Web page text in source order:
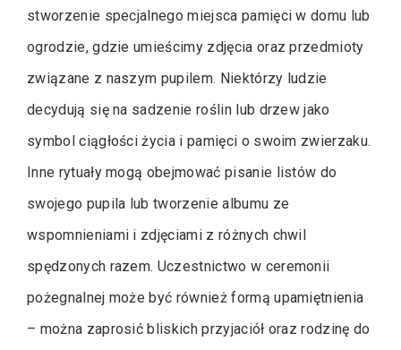
stworzenie specjalnego miejsca pamięci w domu lub
ogrodzie, gdzie umieścimy zdjęcia oraz przedmioty
związane z naszym pupilem. Niektórzy ludzie
decydują się na sadzenie roślin lub drzew jako
symbol ciągłości życia i pamięci o swoim zwierzaku.
Inne rytuały mogą obejmować pisanie listów do
swojego pupila lub tworzenie albumu ze
wspomnieniami i zdjęciami z różnych chwil
spędzonych razem. Uczestnictwo w ceremonii
pożegnalnej może być również formą upamiętnienia
– można zaprosić bliskich przyjaciół oraz rodzinę do